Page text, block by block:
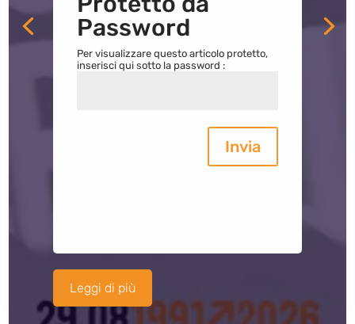
Password
Per visualizzare questo articolo protetto,
inserisci qui sotto la password :
Invia
Leggi di più